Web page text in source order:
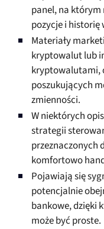
panel, na
pozycje i historię
Materiały
kryptowalut lub
kryptowalutami,
poszukujących
zmienności.
W niektórych
strategii
przeznaczonych
komfortowo
Pojawiają się
potencjalnie
bankowe, dzięki
może być proste.